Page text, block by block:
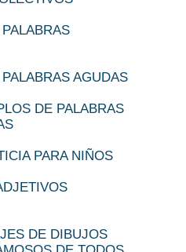
AGUDAS
DE PALABRAS
PARA NIÑOS
DE DIBUJOS